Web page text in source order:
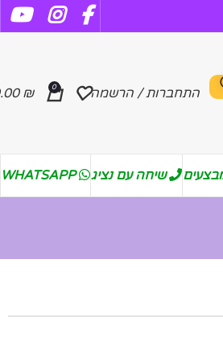
התחברות / הרשמה 0
₪
שיחה עם נציג WHATSAPP